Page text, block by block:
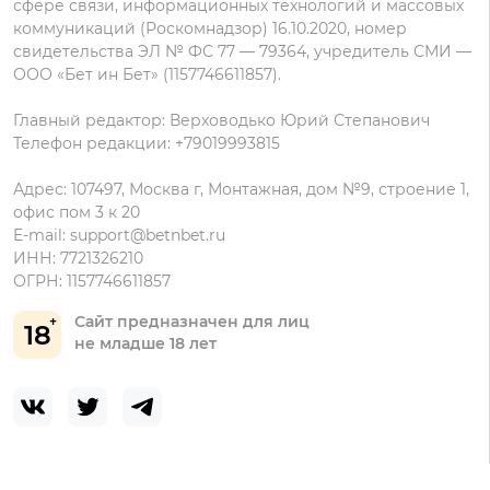
18
Сайт предназначен для лиц
не младше 18 лет
сфере связи, информационных технологий и массовых
коммуникаций (Роскомнадзор) 16.10.2020, номер
свидетельства ЭЛ № ФС 77 — 79364, учредитель СМИ —
ООО «Бет ин Бет» (1157746611857).
Главный редактор: Верховодько Юрий Степанович
Телефон редакции: +79019993815
Адрес: 107497, Москва г, Монтажная, дом №9, строение 1,
офис пом 3 к 20
E-mail: support@betnbet.ru
ИНН: 7721326210
ОГРН: 1157746611857